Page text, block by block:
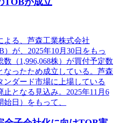
よる、芦森工業株式会社
）が、2025年10月30日をもっ
（1,996,068株）が買付予定数
なったため成立している。芦森
ダード市場に上場している
となる見込み。2025年11月6
日）をもって、